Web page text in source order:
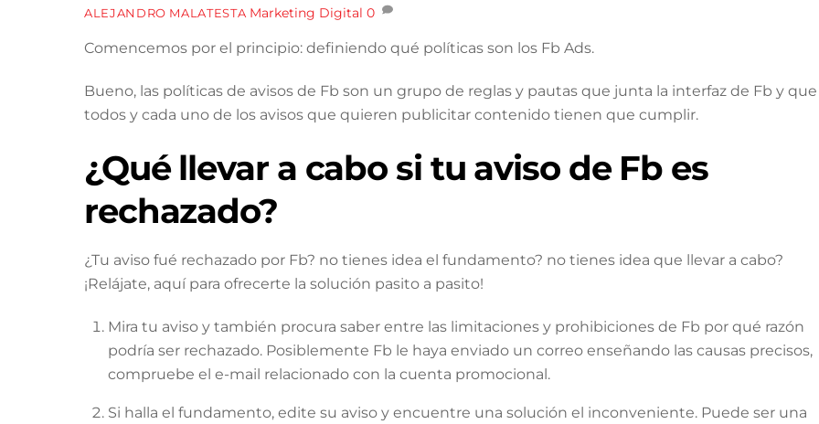
ALEJANDRO MALATESTA Marketing Digital 0
Comencemos por el principio: definiendo qué políticas son los Fb Ads.
Bueno, las políticas de avisos de Fb son un grupo de reglas y pautas que junta la interfaz de Fb y que
todos y cada uno de los avisos que quieren publicitar contenido tienen que cumplir.
¿Qué llevar a cabo si tu aviso de Fb es
rechazado?
¿Tu aviso fué rechazado por Fb? no tienes idea el fundamento? no tienes idea que llevar a cabo?
¡Relájate, aquí para ofrecerte la solución pasito a pasito!
Mira tu aviso y también procura saber entre las limitaciones y prohibiciones de Fb por qué razón
podría ser rechazado. Posiblemente Fb le haya enviado un correo enseñando las causas precisos,
compruebe el e-mail relacionado con la cuenta promocional.
Si halla el fundamento, edite su aviso y encuentre una solución el inconveniente. Puede ser una